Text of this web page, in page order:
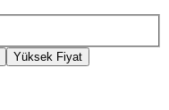
Yüksek Fiyat